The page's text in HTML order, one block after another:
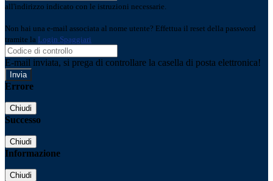
all'indirizzo indicato con le istruzioni necessarie.
Non hai una e-mail associata al nome utente? Effettua il reset della password
tramite la Login Spaggiari
E-mail inviata, si prega di controllare la casella di posta elettronica!
Errore
Chiudi
Successo
Chiudi
Informazione
Chiudi